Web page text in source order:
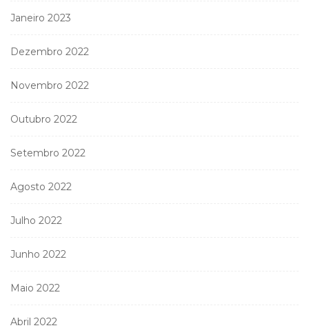
Janeiro 2023
Dezembro 2022
Novembro 2022
Outubro 2022
Setembro 2022
Agosto 2022
Julho 2022
Junho 2022
Maio 2022
Abril 2022